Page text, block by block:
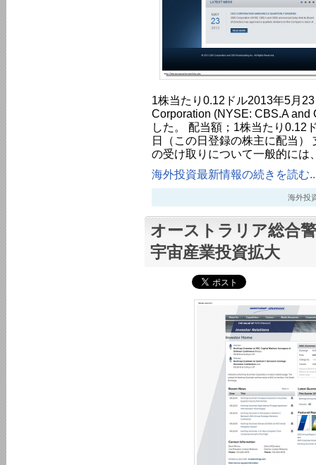
1株当たり0.12ドル2013年5月
Corporation (NYSE: CBS.A and
した。 配当額；1株当たり0.12
日（この日登録の株主に配当）
の受け取りについて一般的に
海外投資最新情報の続きを読む
海外投
オーストラリア総合
宇宙産業投資拡大